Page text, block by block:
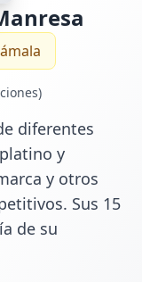
diferentes
y
y otros
Sus 15
de su